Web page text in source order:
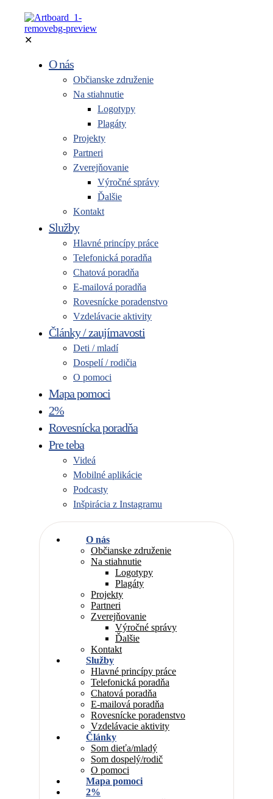
✕
O nás
Občianske združenie
Na stiahnutie
Logotypy
Plagáty
Projekty
Partneri
Zverejňovanie
Výročné správy
Ďalšie
Kontakt
Služby
Hlavné princípy práce
Telefonická poradňa
Chatová poradňa
E-mailová poradňa
Rovesnícke poradenstvo
Vzdelávacie aktivity
Články / zaujímavosti
Deti / mladí
Dospelí / rodičia
O pomoci
Mapa pomoci
2%
Rovesnícka poradňa
Pre teba
Videá
Mobilné aplikácie
Podcasty
Inšpirácia z Instagramu
O nás
Občianske združenie
Na stiahnutie
Logotypy
Plagáty
Projekty
Partneri
Zverejňovanie
Výročné správy
Ďalšie
Kontakt
Služby
Hlavné princípy práce
Telefonická poradňa
Chatová poradňa
E-mailová poradňa
Rovesnícke poradenstvo
Vzdelávacie aktivity
Články
Som dieťa/mladý
Som dospelý/rodič
O pomoci
Mapa pomoci
2%